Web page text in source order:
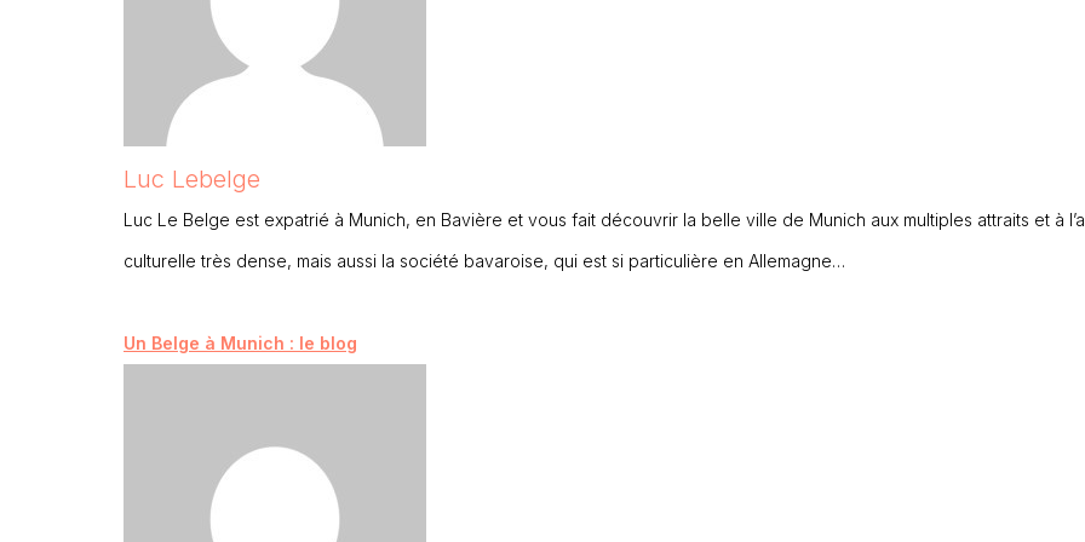
Luc Lebelge
Luc Le Belge est expatrié à Munich, en Bavière et vous fait découvrir la belle ville de Munich aux multiples attraits et à
culturelle très dense, mais aussi la société bavaroise, qui est si particulière en Allemagne…
Un Belge à Munich : le blog